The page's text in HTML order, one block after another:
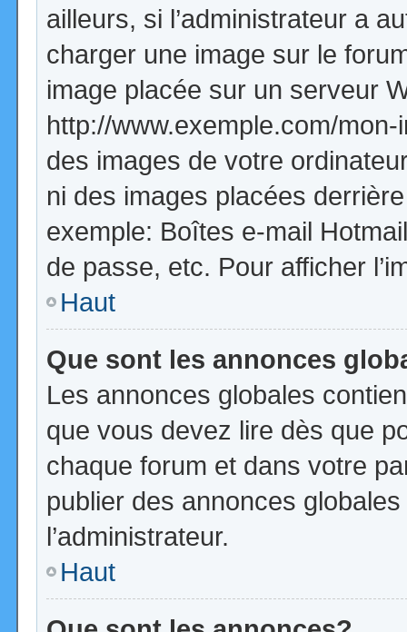
ailleurs, si l’administrateur a
charger une image sur le
image placée sur un serveur
http://www.exemple.com/
des images de votre
ni des images placées
exemple: Boîtes e-mail
de passe, etc. Pour afficher
Haut
Que sont les annonces
Les annonces globales
que vous devez lire dès que
chaque forum et dans votre
publier des annonces
l’administrateur.
Haut